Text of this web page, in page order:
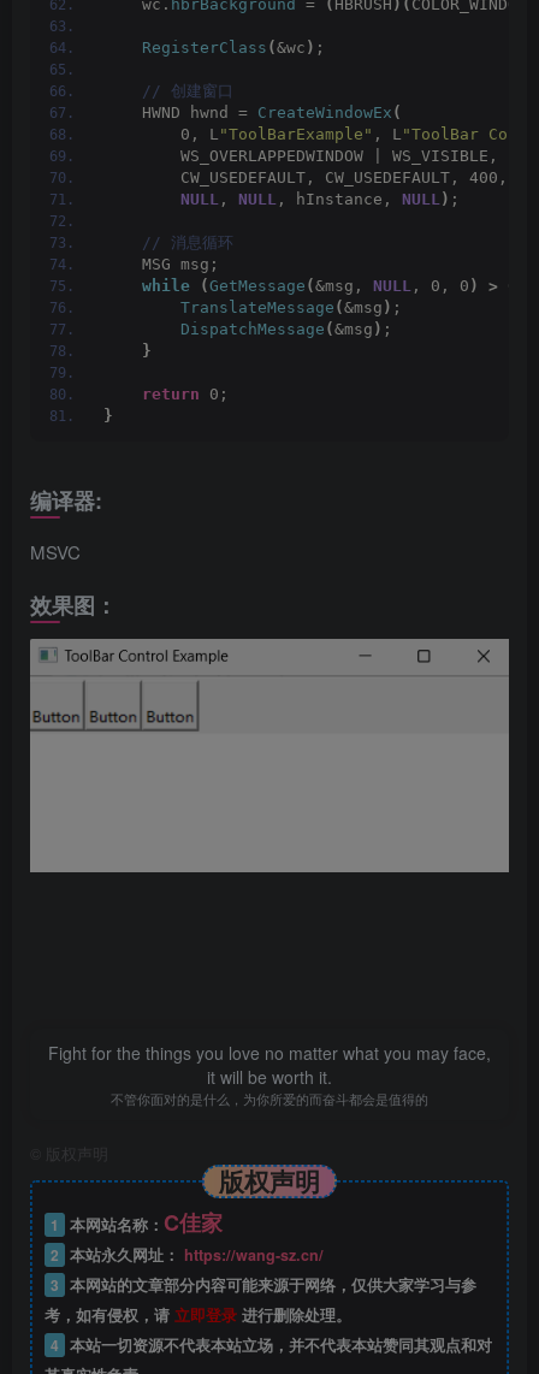
    wc.
hbrBackground = ( HBRUSH )(
RegisterClass ( &wc ) ;
// 创建窗口
    HWND hwnd =
CreateWindowEx (
        0, L
"ToolBarExample" , L"ToolBar
        WS_OVERLAPPEDWINDOW | WS_VISIBLE,
CW_USEDEFAULT, CW_USEDEFAULT, 400,
NULL , NULL , hInstance, NULL) ;
// 消息循环
    MSG msg;
while
( GetMessage ( &msg, NULL , 0, 0 ) >
TranslateMessage ( &msg ) ;
DispatchMessage ( &msg ) ;
}
return 0;
}
编译器:
MSVC
效果图：
Fight for the things you love no matter what you may face,
it will be worth it.
不管你面对的是什么，为你所爱的而奋斗都会是值得的
版权声明
版权声明
1 本网站名称： C佳家
2 本站永久网址： https://wang-sz.cn/
3 本网站的文章部分内容可能来源于网络，仅供大家学习与参
考，如有侵权，请 立即登录 进行删除处理。
4 本站一切资源不代表本站立场，并不代表本站赞同其观点和对